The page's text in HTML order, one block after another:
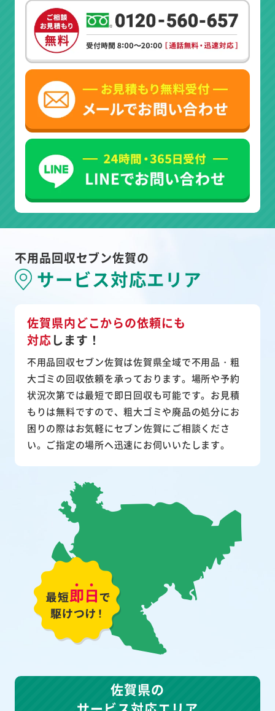
不用品回収セブン佐賀の
サービス対応エリア
佐賀県内どこからの依頼にも
対応します！
不用品回収セブン佐賀は佐賀県全域で不用品・粗
大ゴミの回収依頼を承っております。場所や予約
状況次第では最短で即日回収も可能です。お見積
もりは無料ですので、粗大ゴミや廃品の処分にお
困りの際はお気軽にセブン佐賀にご相談くださ
い。ご指定の場所へ迅速にお伺いいたします。
佐賀県の